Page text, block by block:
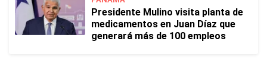
Presidente Mulino visita planta de
medicamentos en Juan Díaz que
generará más de 100 empleos